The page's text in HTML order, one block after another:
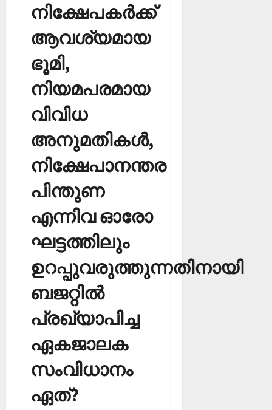
നിക്ഷേപകര്‍ക്ക്
ആവശ്യമായ
ഭൂമി,
നിയമപരമായ
വിവിധ
അനുമതികള്‍,
നിക്ഷേപാനന്തര
പിന്തുണ
എന്നിവ ഓരോ
ഘട്ടത്തിലും
ഉറപ്പുവരുത്തുന്നതിനായി
ബജറ്റില്‍
പ്രഖ്യാപിച്ച
ഏകജാലക
സംവിധാനം
ഏത്?